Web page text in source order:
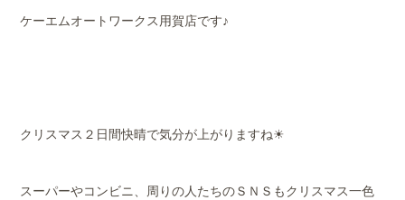
ケーエムオートワークス用賀店です♪
クリスマス２日間快晴で気分が上がりますね☀
スーパーやコンビニ、周りの人たちのＳＮＳもクリスマス一色